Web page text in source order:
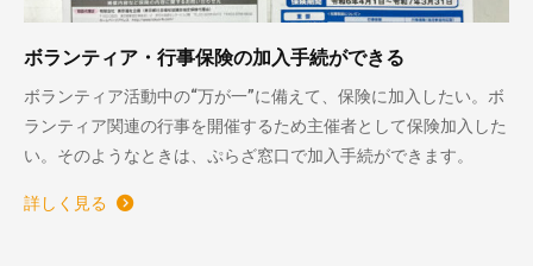
ボランティア・行事保険の加入手続ができる
ボランティア活動中の“万が一”に備えて、保険に加入したい。ボ
ランティア関連の行事を開催するため主催者として保険加入した
い。そのようなときは、ぷらざ窓口で加入手続ができます。
詳しく見る